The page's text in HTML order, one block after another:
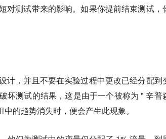
对测试带来的影响。如果你提前结束测试，
计，并且不要在实验过程中更改已经分配到
坏测试的结果，这是由于一个被称为 " 辛普
的趋势消失时，便会产生此现象。